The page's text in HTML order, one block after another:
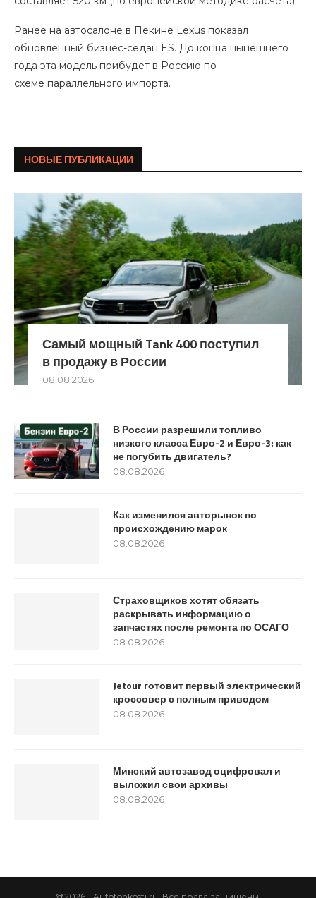
Ранее на автосалоне в Пекине Lexus показал
обновленный бизнес-седан ES. До конца нынешнего
года эта модель прибудет в Россию по
схеме параллельного импорта.
НОВЫЕ ПУБЛИКАЦИИ
Самый мощный Tank 400 поступил
в продажу в России
08.08.2026
В России разрешили топливо
низкого класса Евро-2 и Евро-3: как
не погубить двигатель?
08.08.2026
Как изменился авторынок по
происхождению марок
08.08.2026
Страховщиков хотят обязать
раскрывать информацию о
запчастях после ремонта по ОСАГО
08.08.2026
Jetour готовит первый электрический
кроссовер с полным приводом
08.08.2026
Минский автозавод оцифровал и
выложил свои архивы
08.08.2026